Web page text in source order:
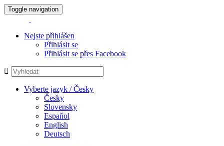
Toggle navigation
Nejste přihlášen
Přihlásit se
Přihlásit se přes Facebook
Vyberte jazyk / Česky
Česky
Slovensky
Espaňol
English
Deutsch